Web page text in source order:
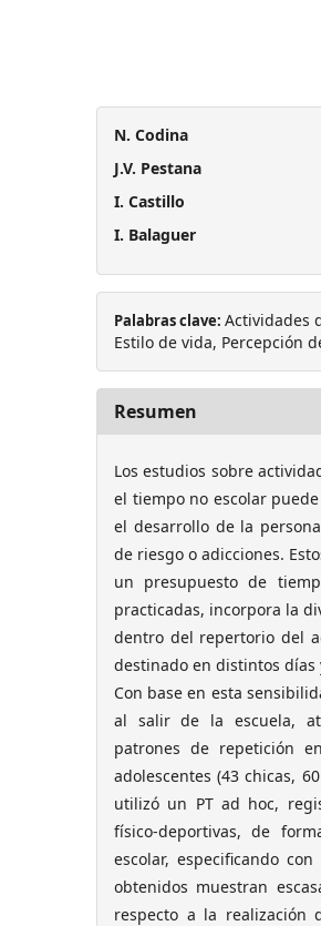
N. Codina
J.V. Pestana
I. Castillo
I. Balaguer
Palabras clave: Actividades
Estilo de vida, Percepción
Resumen
Los estudios sobre
el tiempo no escolar
el desarrollo de la
de riesgo o adicciones.
un presupuesto de
practicadas, incorpora la
dentro del repertorio del
destinado en distintos días
Con base en esta
al salir de la escuela,
patrones de repetición
adolescentes (43 chicas,
utilizó un PT ad hoc,
físico-deportivas, de
escolar, especificando
obtenidos muestran
respecto a la realización